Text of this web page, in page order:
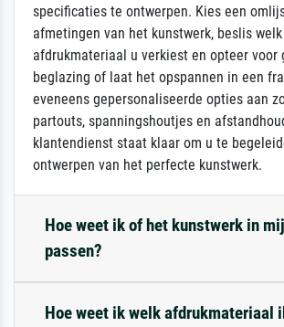
specificaties te ontwerpen. Kies een
afmetingen van het kunstwerk, beslis welk
afdrukmateriaal u verkiest en opteer voor
beglazing of laat het opspannen in een
eveneens gepersonaliseerde opties aan
partouts, spanningshoutjes en
klantendienst staat klaar om u te
ontwerpen van het perfecte kunstwerk.
Hoe weet ik of het kunstwerk in
passen?
Hoe weet ik welk afdrukmateriaal